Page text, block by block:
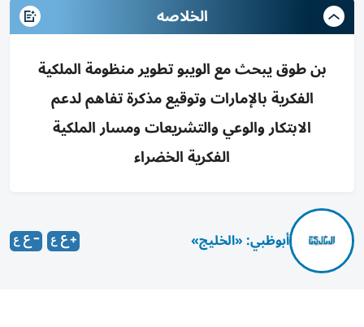
الخلاصه
بن طوق يبحث مع الويبو تطوير منظومة الملكية
الفكرية بالإمارات وتوقيع مذكرة تفاهم لدعم
الابتكار والوعي والتشريعات ومسار الملكية
الفكرية الخضراء
أبوظبي: «الخليج»